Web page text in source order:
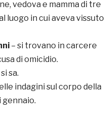
vedova e mamma di tre
luogo in cui aveva vissuto
– si trovano in carcere
di omicidio.
sa.
indagini sul corpo della
gennaio.